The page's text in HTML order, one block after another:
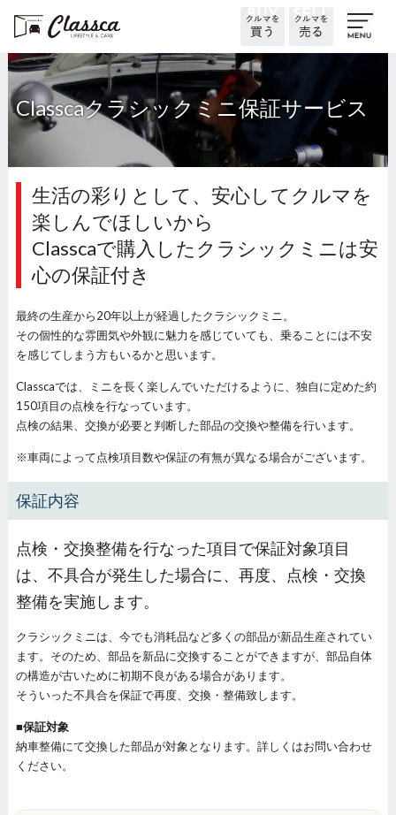
Classcaクラシックミニ保証サービス
生活の彩りとして、安心してクルマを
楽しんでほしいから
Classcaで購入したクラシックミニは安
心の保証付き
最終の生産から20年以上が経過したクラシックミニ。
その個性的な雰囲気や外観に魅力を感じていても、乗ることには不安
を感じてしまう方もいるかと思います。
Classcaでは、ミニを長く楽しんでいただけるように、独自に定めた約
150項目の点検を行なっています。
点検の結果、交換が必要と判断した部品の交換や整備を行います。
※車両によって点検項目数や保証の有無が異なる場合がございます。
保証内容
点検・交換整備を行なった項目で保証対象項目
は、不具合が発生した場合に、再度、点検・交換
整備を実施します。
クラシックミニは、今でも消耗品など多くの部品が新品生産されてい
ます。そのため、部品を新品に交換することができますが、部品自体
の構造が古いために初期不良がある場合があります。
そういった不具合を保証で再度、交換・整備致します。
■保証対象
納車整備にて交換した部品が対象となります。詳しくはお問い合わせ
ください。